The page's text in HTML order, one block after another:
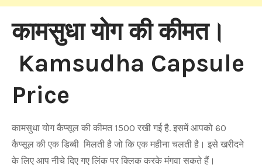
कामसुधा योग की कीमत।
Kamsudha Capsule
Price
कामसुधा योग कैप्सूल की कीमत 1500 रखी गई है. इसमें आपको 60
कैप्सूल की एक डिब्बी मिलती है जो कि एक महीना चलती है। इसे खरीदने
के लिए आप नीचे दिए गए लिंक पर क्लिक करके मंगवा सकते हैं।